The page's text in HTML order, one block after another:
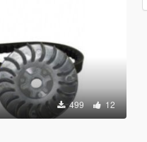
499 12